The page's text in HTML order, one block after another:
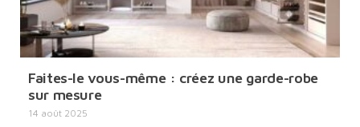
Faites-le vous-même : créez une garde-robe
sur mesure
14 août 2025